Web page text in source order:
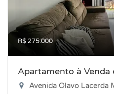
R$ 275.000
Apartamento à
Avenida Olavo Lacerda Montenegro,